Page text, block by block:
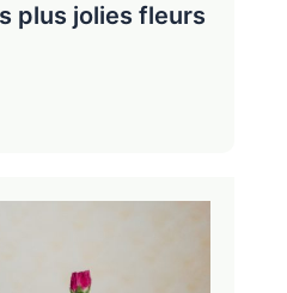
plus jolies fleurs